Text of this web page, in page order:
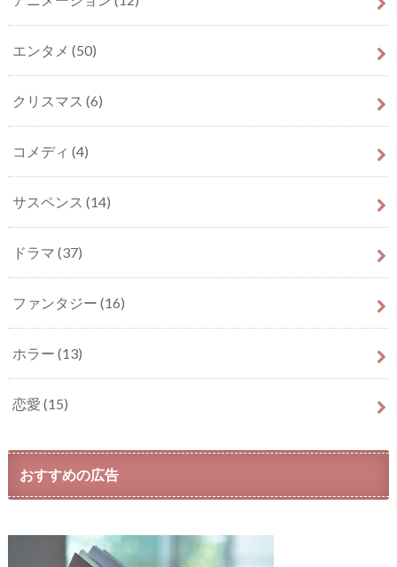
エンタメ (50)
クリスマス (6)
コメディ (4)
サスペンス (14)
ドラマ (37)
ファンタジー (16)
ホラー (13)
恋愛 (15)
おすすめの広告